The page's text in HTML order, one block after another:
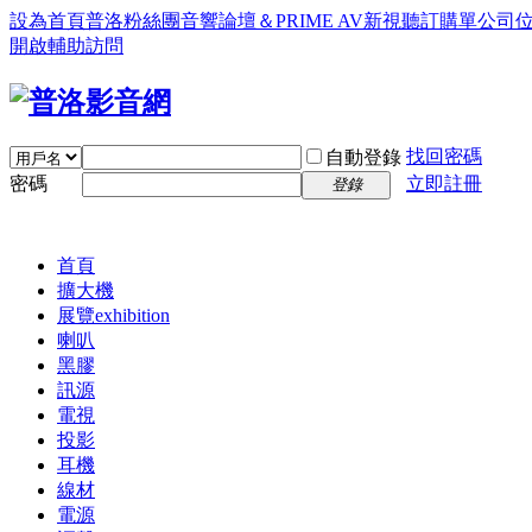
設為首頁普洛粉絲團音響論壇＆PRIME AV新視聽訂購單公司
開啟輔助訪問
自動登錄 找回密碼
密碼
登錄 立即註冊
首頁
擴大機
展覽exhibition
喇叭
黑膠
訊源
電視
投影
耳機
線材
電源